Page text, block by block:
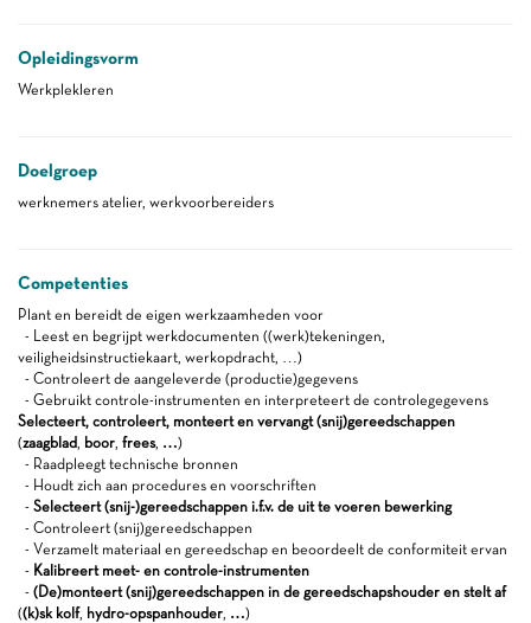
Opleidingsvorm
Werkplekleren
Doelgroep
werknemers atelier, werkvoorbereiders
Competenties
Plant en bereidt de eigen werkzaamheden voor
- Leest en begrijpt werkdocumenten ((werk)tekeningen,
veiligheidsinstructiekaart, werkopdracht, …)
- Controleert de aangeleverde (productie)gegevens
- Gebruikt controle-instrumenten en interpreteert de controlegegevens
Selecteert, controleert, monteert en vervangt (snij)gereedschappen
(zaagblad, boor, frees, …)
- Raadpleegt technische bronnen
- Houdt zich aan procedures en voorschriften
- Selecteert (snij-)gereedschappen i.f.v. de uit te voeren bewerking
- Controleert (snij)gereedschappen
- Verzamelt materiaal en gereedschap en beoordeelt de conformiteit ervan
- Kalibreert meet- en controle-instrumenten
- (De)monteert (snij)gereedschappen in de gereedschapshouder en stelt af
((k)sk kolf, hydro-opspanhouder, …)